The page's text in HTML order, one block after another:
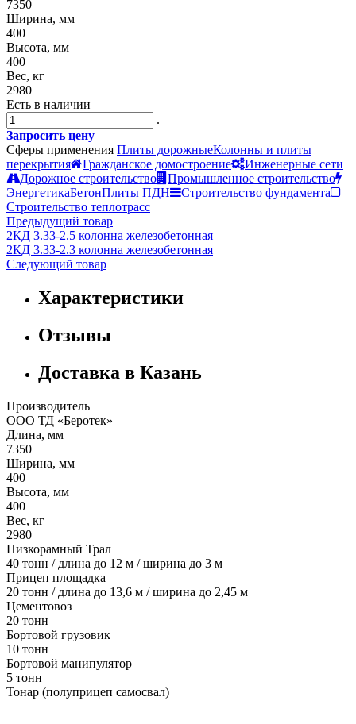
7350
Ширина, мм
400
Высота, мм
400
Вес, кг
2980
Есть в наличии
.
Запросить цену
Сферы применения Плиты дорожныеКолонны и плиты
перекрытия
Гражданское домостроение
Инженерные сети
Дорожное строительство
Промышленное строительство
ЭнергетикаБетонПлиты ПДН
Строительство фундамента
Строительство теплотрасс
Предыдущий товар
2КД 3.33-2.5 колонна железобетонная
2КД 3.33-2.3 колонна железобетонная
Следующий товар
Характеристики
Отзывы
Доставка в Казань
Производитель
ООО ТД «Беротек»
Длина, мм
7350
Ширина, мм
400
Высота, мм
400
Вес, кг
2980
Низкорамный Трал
40 тонн / длина до 12 м / ширина до 3 м
Прицеп площадка
20 тонн / длина до 13,6 м / ширина до 2,45 м
Цементовоз
20 тонн
Бортовой грузовик
10 тонн
Бортовой манипулятор
5 тонн
Тонар (полуприцеп самосвал)